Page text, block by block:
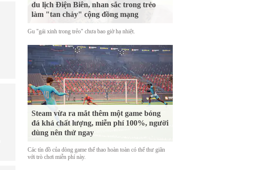
du lịch Điện Biên, nhan sắc trong trẻo
làm "tan chảy" cộng đồng mạng
Gu "gái xinh trong trẻo" chưa bao giờ hạ nhiệt.
Steam vừa ra mắt thêm một game bóng
đá khá chất lượng, miễn phí 100%, người
dùng nên thử ngay
Các tín đồ của dòng game thể thao hoàn toàn có thể thư giãn
với trò chơi miễn phí này.